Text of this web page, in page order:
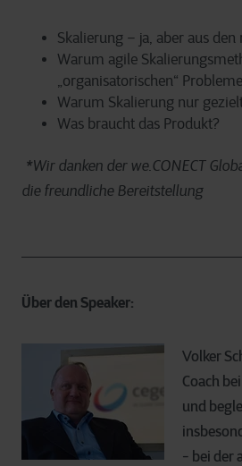
Skalierung – ja, aber aus
Warum agile
„organisatorischen“
Warum Skalierung nur
Was braucht das Produkt?
*Wir danken der we.CONECT
die freundliche Bereitstellung
Über den Speaker:
Volker
Coach
und
- bei der